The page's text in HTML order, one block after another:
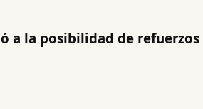
a la posibilidad de